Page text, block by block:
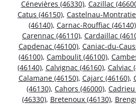
Cénevières (46330), Cazillac
Catus (46150), Castelnau-
(46140), Carnac-Rouffiac (46140)
Carennac (46110), Cardaillac
Capdenac (46100), Caniac-du-
(46100), Camboulit (46100),
(46140), Calvignac (46160), Calviac
Calamane (46150), Cajarc (46160),
(46130), Cahors (46000), Cadrieu
(46330), Bretenoux (46130),